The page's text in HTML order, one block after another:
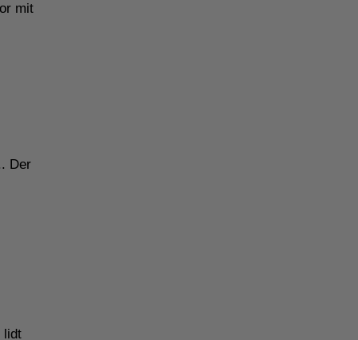
mit
Der
lidt